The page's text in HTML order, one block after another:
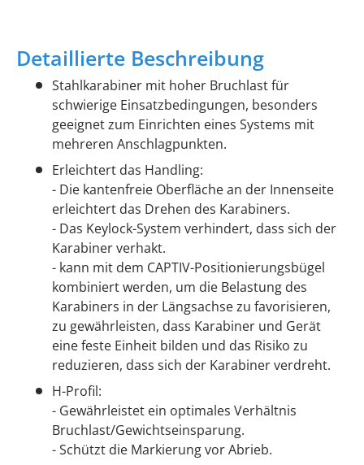
Detaillierte Beschreibung
Stahlkarabiner mit hoher Bruchlast für
schwierige Einsatzbedingungen, besonders
geeignet zum Einrichten eines Systems mit
mehreren Anschlagpunkten.
Erleichtert das Handling:
- Die kantenfreie Oberfläche an der Innenseite
erleichtert das Drehen des Karabiners.
- Das Keylock-System verhindert, dass sich der
Karabiner verhakt.
- kann mit dem CAPTIV-Positionierungsbügel
kombiniert werden, um die Belastung des
Karabiners in der Längsachse zu favorisieren,
zu gewährleisten, dass Karabiner und Gerät
eine feste Einheit bilden und das Risiko zu
reduzieren, dass sich der Karabiner verdreht.
H-Profil:
- Gewährleistet ein optimales Verhältnis
Bruchlast/Gewichtseinsparung.
- Schützt die Markierung vor Abrieb.